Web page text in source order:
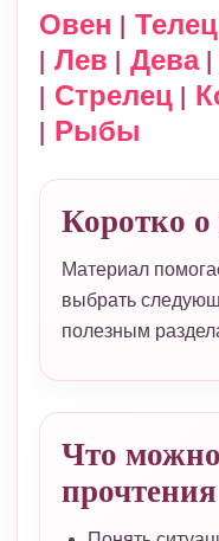
Овен | Телец
| Лев | Дева|
| Стрелец |
| Рыбы
Коротко
Материал
выбрать
полезным
Что можно
прочтения